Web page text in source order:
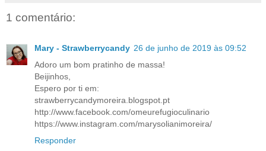
1 comentário:
Mary - Strawberrycandy 26 de junho de 2019 às 09:52
Adoro um bom pratinho de massa!
Beijinhos,
Espero por ti em:
strawberrycandymoreira.blogspot.pt
http://www.facebook.com/omeurefugioculinario
https://www.instagram.com/marysolianimoreira/
Responder